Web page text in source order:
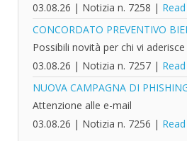
03.08.26 | Notizia n. 7258 |
CONCORDATO PREVENTIVO
Possibili novità per chi vi aderisce
03.08.26 | Notizia n. 7257 |
NUOVA CAMPAGNA DI
Attenzione alle e-mail
03.08.26 | Notizia n. 7256 |